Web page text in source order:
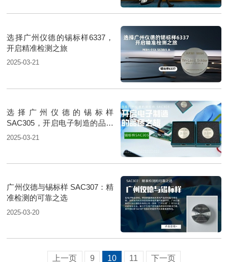
选择广州仪德的锡标样6337，
开启精准检测之旅
2025-03-21
选择广州仪德的锡标样
SAC305，开启电子制造的品质
之旅
2025-03-21
广州仪德与锡标样 SAC307：精
准检测的可靠之选
2025-03-20
上一页 9 10 11 下一页